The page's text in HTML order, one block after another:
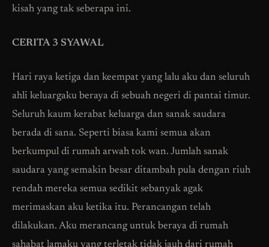
kisah yang tak seberapa ini.
CERITA 3 SYAWAL
Hari raya ketiga dan keempat yang lalu aku dan seluruh
ahli keluargaku beraya di sebuah negeri di pantai timur.
Seluruh kaum kerabat keluarga dan sanak saudara
berada di sana. Seperti biasa kami semua akan
berkumpul di rumah arwah tok wan. Jumlah sanak
saudara yang semakin besar ditambah pula dengan riuh
rendah mereka semua sedikit sebanyak agak
merimaskan aku ketika itu. Perancangan telah
dilakukan. Aku merancang untuk beraya di rumah
sahabat lamaku yang terletak tidak jauh dari rumah